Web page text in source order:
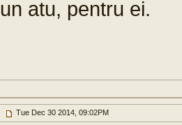
un atu, pentru ei.
Tue Dec 30 2014, 09:02PM